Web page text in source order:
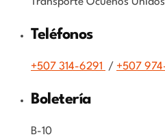
Teléfonos
+507 314-6291 / +507
Boletería
B-10